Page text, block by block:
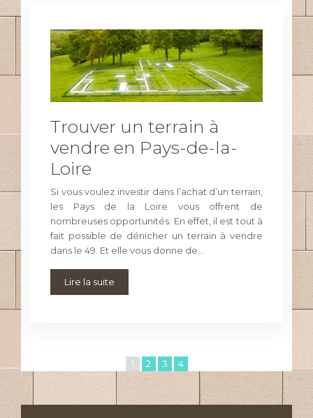
Trouver un terrain à
vendre en Pays-de-la-
Loire
Si vous voulez investir dans l’achat d’un terrain,
les Pays de la Loire vous offrent de
nombreuses opportunités. En effet, il est tout à
fait possible de dénicher un terrain à vendre
dans le 49. Et elle vous donne de…
Lire la suite
1 2 3 4